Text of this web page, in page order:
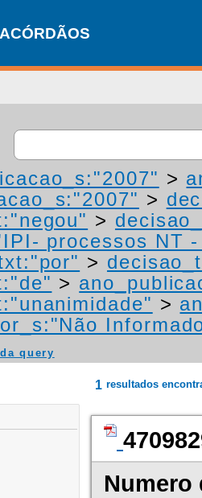
ACÓRDÃOS
>
>
>
processos NT
>
>
>
query
1 resultados
Numero